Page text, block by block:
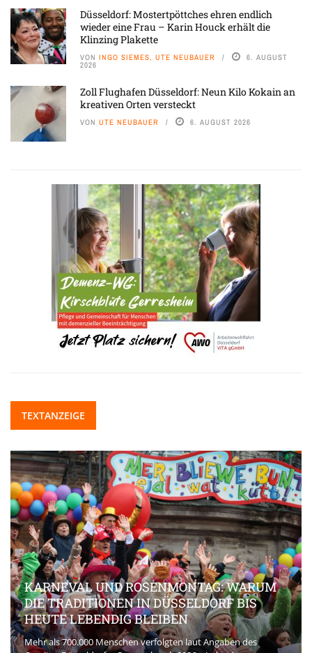
Düsseldorf: Mostertpöttches ehren endlich
wieder eine Frau – Karin Houck erhält die
Klinzing Plakette
VON INGO SIEMES, UTE NEUBAUER 6. AUGUST
2026
Zoll Flughafen Düsseldorf: Neun Kilo Kokain an
kreativen Orten versteckt
VON UTE NEUBAUER 6. AUGUST 2026
TEXTANZEIGE
KARNEVAL UND ROSENMONTAG: WARUM
DIE TRADITIONEN IN DÜSSELDORF BIS
HEUTE LEBENDIG BLEIBEN
Mehr als 700.000 Menschen verfolgten laut Angaben des